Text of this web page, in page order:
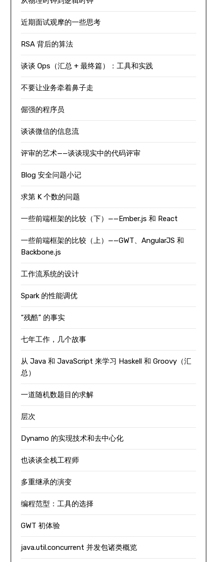
近期面试观摩的一些思考
RSA 背后的算法
谈谈 Ops（汇总 + 最终篇）：工具和实践
不要让业务牵着鼻子走
倔强的程序员
谈谈微信的信息流
评审的艺术——谈谈现实中的代码评审
Blog 安全问题小记
求第 K 个数的问题
一些前端框架的比较（下）——Ember.js 和 React
一些前端框架的比较（上）——GWT、AngularJS 和
Backbone.js
工作流系统的设计
Spark 的性能调优
“残酷” 的事实
七年工作，几个故事
从 Java 和 JavaScript 来学习 Haskell 和 Groovy（汇
总）
一道随机数题目的求解
层次
Dynamo 的实现技术和去中心化
也谈谈全栈工程师
多重继承的演变
编程范型：工具的选择
GWT 初体验
java.util.concurrent 并发包诸类概览